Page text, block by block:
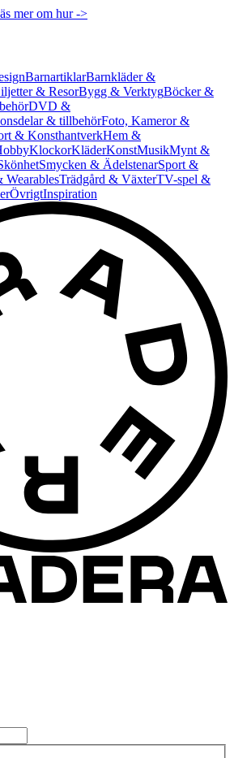
mer om hur ->
BarnartiklarBarnkläder &
& ResorBygg & VerktygBöcker &
DVD &
& tillbehörFoto, Kameror &
& KonsthantverkHem &
KlockorKläderKonstMusikMynt &
Smycken & ÄdelstenarSport &
WearablesTrädgård & VäxterTV-spel &
ÖvrigtInspiration